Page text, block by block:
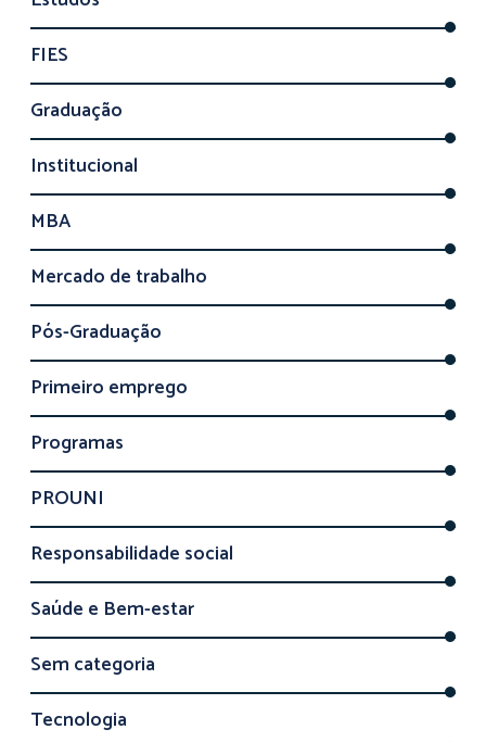
FIES
Graduação
Institucional
MBA
Mercado de trabalho
Pós-Graduação
Primeiro emprego
Programas
PROUNI
Responsabilidade social
Saúde e Bem-estar
Sem categoria
Tecnologia